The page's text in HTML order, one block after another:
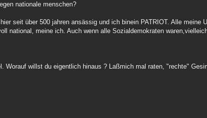
nationale menschen?
seit über 500 jahren ansässig und ich binein PATRIOT. Alle meine
national, meine ich. Auch wenn alle Sozialdemokraten
Worauf willst du eigentlich hinaus ? Laßmich mal raten, "rechte"